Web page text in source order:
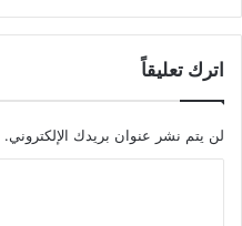
اترك تعليقاً
لن يتم نشر عنوان بريدك الإلكتروني.